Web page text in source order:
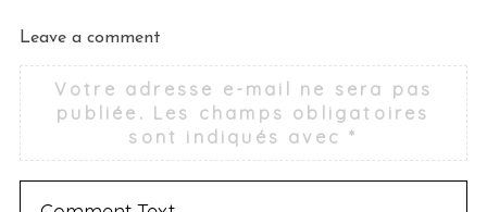
Leave a comment
Votre adresse e-mail ne sera pas
publiée. Les champs obligatoires
sont indiqués avec*